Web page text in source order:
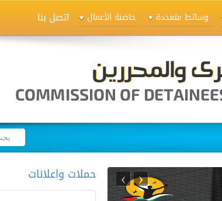
وسائط متعددة حاضنة الأعمال اتصل بنا
› ‹ حملات واعلانات